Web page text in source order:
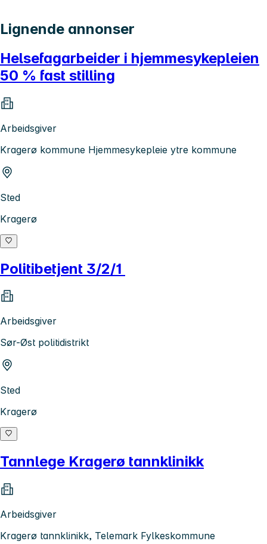
Lignende annonser
Helsefagarbeider i hjemmesykepleien
50 % fast stilling
Arbeidsgiver
Kragerø kommune Hjemmesykepleie ytre kommune
Sted
Kragerø
Politibetjent 3/2/1
Arbeidsgiver
Sør-Øst politidistrikt
Sted
Kragerø
Tannlege Kragerø tannklinikk
Arbeidsgiver
Kragerø tannklinikk, Telemark Fylkeskommune